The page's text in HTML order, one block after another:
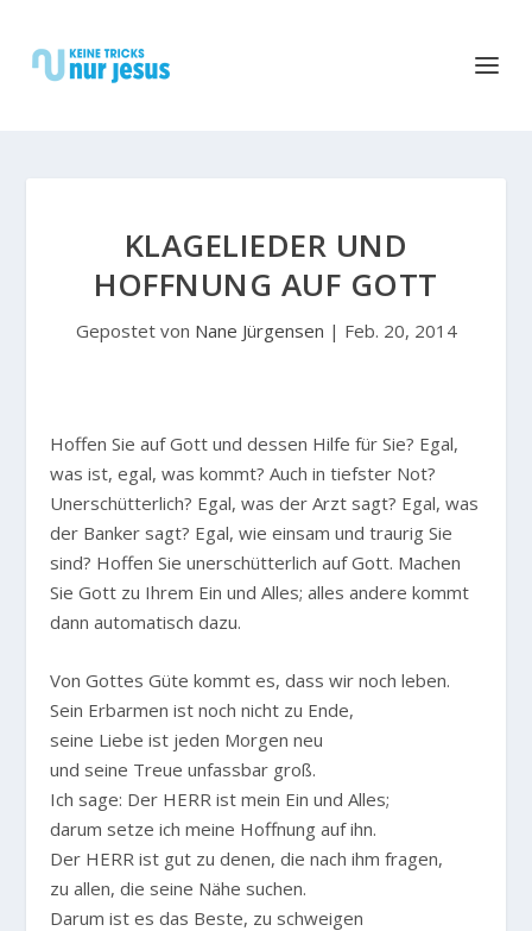
KLAGELIEDER UND
HOFFNUNG AUF GOTT
Gepostet von Nane Jürgensen | Feb. 20, 2014
Hoffen Sie auf Gott und dessen Hilfe für Sie? Egal,
was ist, egal, was kommt? Auch in tiefster Not?
Unerschütterlich? Egal, was der Arzt sagt? Egal, was
der Banker sagt? Egal, wie einsam und traurig Sie
sind? Hoffen Sie unerschütterlich auf Gott. Machen
Sie Gott zu Ihrem Ein und Alles; alles andere kommt
dann automatisch dazu.
Von Gottes Güte kommt es, dass wir noch leben.
Sein Erbarmen ist noch nicht zu Ende,
seine Liebe ist jeden Morgen neu
und seine Treue unfassbar groß.
Ich sage: Der HERR ist mein Ein und Alles;
darum setze ich meine Hoffnung auf ihn.
Der HERR ist gut zu denen, die nach ihm fragen,
zu allen, die seine Nähe suchen.
Darum ist es das Beste, zu schweigen